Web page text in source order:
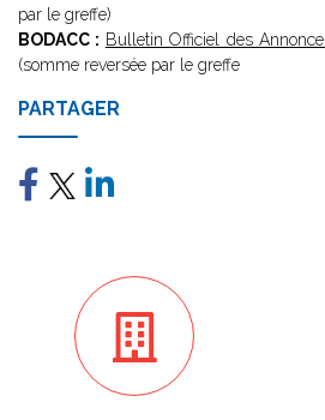
par le greffe)
BODACC : Bulletin Officiel des
(somme reversée par le greffe
PARTAGER